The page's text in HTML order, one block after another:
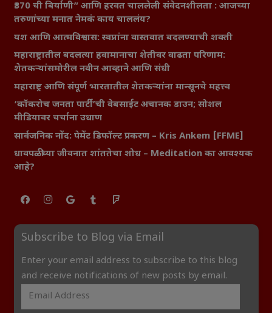
₹370 ची बिर्याणी” आणि हरवत चाललेली संवेदनशीलता : आजच्या
तरुणांच्या मनात नेमकं काय चाललंय?
यश आणि आत्मविश्वास: स्वप्नांना वास्तवात बदलण्याची शक्ती
महाराष्ट्रातील बदलत्या हवामानाचा शेतीवर वाढता परिणाम:
शेतकऱ्यांसमोरील नवीन आव्हाने आणि संधी
महाराष्ट्र आणि संपूर्ण भारतातील शेतकऱ्यांना मान्सूनचे महत्त्व
‘कॉकरोच जनता पार्टी’ची वेबसाईट अचानक डाउन; सोशल
मीडियावर चर्चांना उधाण
सार्वजनिक नोंद: पेमेंट डिफॉल्ट प्रकरण – Kris Ankem [FFME]
धावपळीच्या जीवनात शांततेचा शोध – Meditation का आवश्यक
आहे?
Subscribe to Blog via Email
Enter your email address to subscribe to this blog
and receive notifications of new posts by email.